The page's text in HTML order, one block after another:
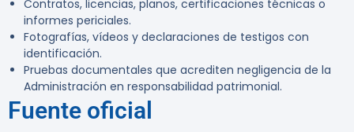
Contratos, licencias, planos, certificaciones técnicas o
informes periciales.
Fotografías, vídeos y declaraciones de testigos con
identificación.
Pruebas documentales que acrediten negligencia de la
Administración en responsabilidad patrimonial.
Fuente oficial